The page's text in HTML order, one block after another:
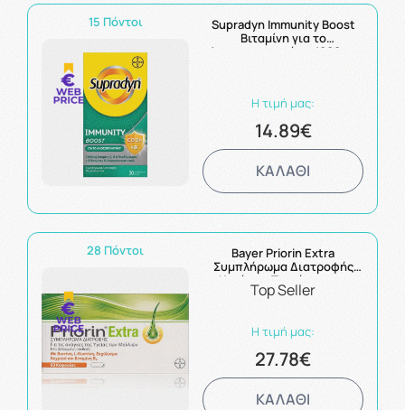
15 Πόντοι
Supradyn Immunity Boost
Βιταμίνη για το
Ανοσοποιητικό με 1000mg
Η τιμή μας:
14.89€
ΚΑΛΑΘΙ
28 Πόντοι
Bayer Priorin Extra
Συμπλήρωμα Διατροφής
Κατά της Τριχόπτωσης
60Caps
Top Seller
Η τιμή μας:
27.78€
ΚΑΛΑΘΙ